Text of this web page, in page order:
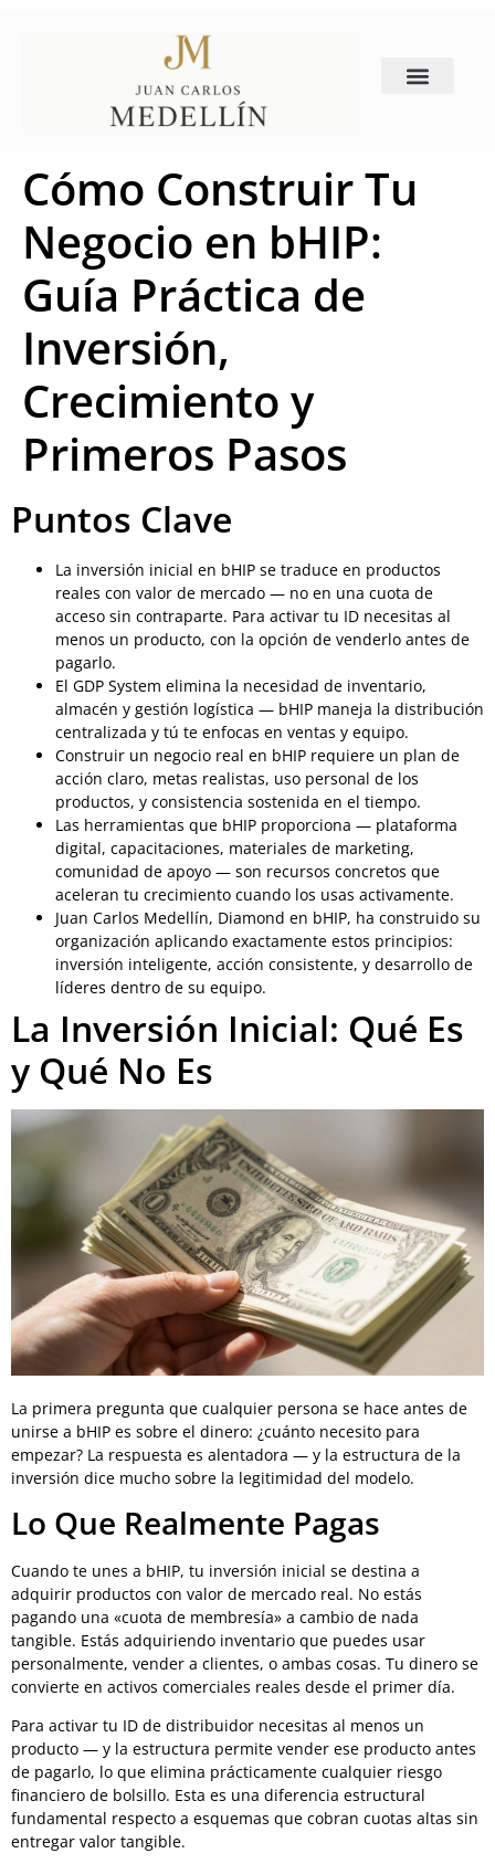
Cómo Construir Tu
Negocio en bHIP:
Guía Práctica de
Inversión,
Crecimiento y
Primeros Pasos
Puntos Clave
La inversión inicial en bHIP se traduce en productos
reales con valor de mercado — no en una cuota de
acceso sin contraparte. Para activar tu ID necesitas al
menos un producto, con la opción de venderlo antes de
pagarlo.
El GDP System elimina la necesidad de inventario,
almacén y gestión logística — bHIP maneja la distribución
centralizada y tú te enfocas en ventas y equipo.
Construir un negocio real en bHIP requiere un plan de
acción claro, metas realistas, uso personal de los
productos, y consistencia sostenida en el tiempo.
Las herramientas que bHIP proporciona — plataforma
digital, capacitaciones, materiales de marketing,
comunidad de apoyo — son recursos concretos que
aceleran tu crecimiento cuando los usas activamente.
Juan Carlos Medellín, Diamond en bHIP, ha construido su
organización aplicando exactamente estos principios:
inversión inteligente, acción consistente, y desarrollo de
líderes dentro de su equipo.
La Inversión Inicial: Qué Es
y Qué No Es
La primera pregunta que cualquier persona se hace antes de
unirse a bHIP es sobre el dinero: ¿cuánto necesito para
empezar? La respuesta es alentadora — y la estructura de la
inversión dice mucho sobre la legitimidad del modelo.
Lo Que Realmente Pagas
Cuando te unes a bHIP, tu inversión inicial se destina a
adquirir productos con valor de mercado real. No estás
pagando una «cuota de membresía» a cambio de nada
tangible. Estás adquiriendo inventario que puedes usar
personalmente, vender a clientes, o ambas cosas. Tu dinero se
convierte en activos comerciales reales desde el primer día.
Para activar tu ID de distribuidor necesitas al menos un
producto — y la estructura permite vender ese producto antes
de pagarlo, lo que elimina prácticamente cualquier riesgo
financiero de bolsillo. Esta es una diferencia estructural
fundamental respecto a esquemas que cobran cuotas altas sin
entregar valor tangible.